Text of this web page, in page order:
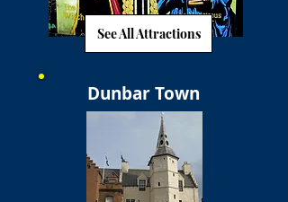
See All Attractions
Dunbar Town